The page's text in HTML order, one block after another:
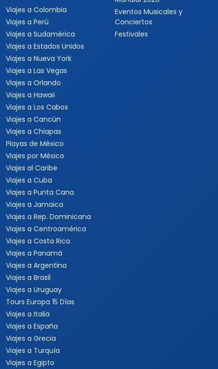
Catálogo popular
Viajes a Europa
Viajes a Canadá
Viajes a Japón
Viajes a Japón y Corea del
Sur
Viajes a Colombia
Viajes a Perú
Viajes a Sudamérica
Viajes a Estados Unidos
Viajes a Nueva York
Viajes a Las Vegas
Viajes a Orlando
Viajes a Hawaii
Viajes a Los Cabos
Viajes a Cancún
Viajes a Chiapas
Playas de México
Viajes por México
Viajes al Caribe
Viajes a Cuba
Viajes a Punta Cana
Viajes a Jamaica
Viajes a Rep. Dominicana
Viajes a Centroamérica
Viajes a Costa Rica
Viajes a Panamá
Viajes a Argentina
Viajes a Brasil
Viajes a Uruguay
Tipos de viaje
Viajes para quinceaneras
Viajes para Eventos